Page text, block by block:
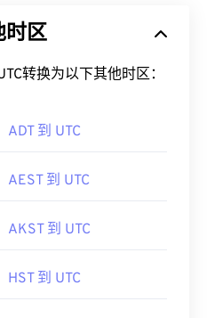
时区
转换为以下其他时区：
ADT 到 UTC
AEST 到 UTC
AKST 到 UTC
HST 到 UTC